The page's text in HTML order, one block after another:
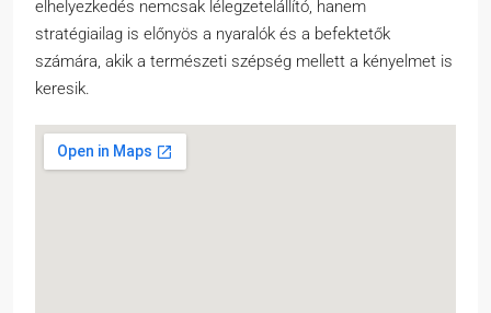
elhelyezkedés nemcsak lélegzetelállító, hanem
stratégiailag is előnyös a nyaralók és a befektetők
számára, akik a természeti szépség mellett a kényelmet is
keresik.